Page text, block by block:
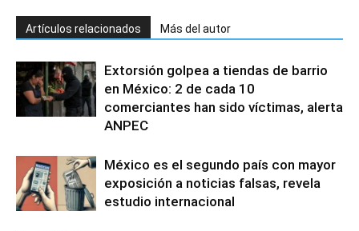
Artículos relacionados Más del autor
Extorsión golpea a tiendas de barrio
en México: 2 de cada 10
comerciantes han sido víctimas, alerta
ANPEC
México es el segundo país con mayor
exposición a noticias falsas, revela
estudio internacional